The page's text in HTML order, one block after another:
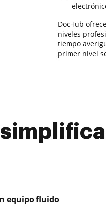
DocHub
niveles
tiempo
primer nivel
equipo fluido